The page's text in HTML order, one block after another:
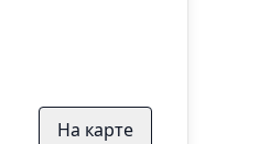
На карте